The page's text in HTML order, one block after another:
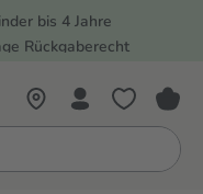
bis 4 Jahre
Rückgaberecht